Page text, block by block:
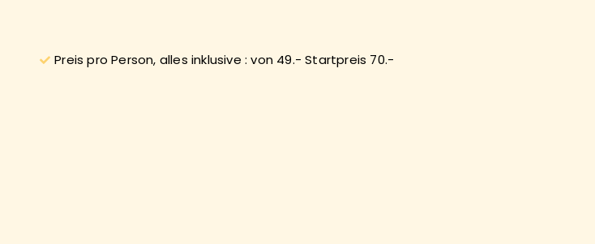
Preis pro Person, alles inklusive : von 49.- Startpreis 70.-